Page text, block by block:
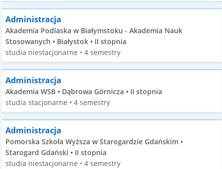
Administracja
Akademia Podlaska w Białymstoku - Akademia Nauk
Stosowanych • Białystok • II stopnia
studia niestacjonarne • 4 semestry
Administracja
Akademia WSB • Dąbrowa Górnicza • II stopnia
studia stacjonarne • 4 semestry
Administracja
Pomorska Szkoła Wyższa w Starogardzie Gdańskim •
Starogard Gdański • II stopnia
studia niestacjonarne • 4 semestry